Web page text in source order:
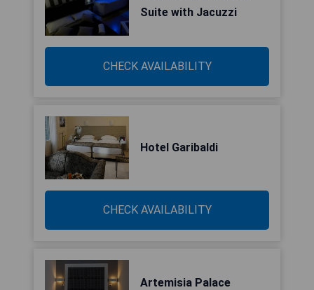
Suite with Jacuzzi
CHECK AVAILABILITY
Hotel Garibaldi
CHECK AVAILABILITY
Artemisia Palace